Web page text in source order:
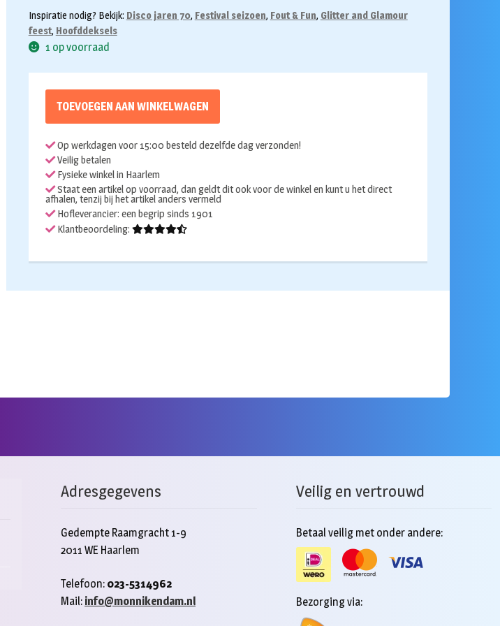
Inspiratie nodig? Bekijk: Disco jaren 70, Festival seizoen, Fout & Fun, Glitter and Glamour
feest, Hoofddeksels
1 op voorraad
TOEVOEGEN AAN WINKELWAGEN
Op werkdagen voor 15:00 besteld dezelfde dag verzonden!
Veilig betalen
Fysieke winkel in Haarlem
Staat een artikel op voorraad, dan geldt dit ook voor de winkel en kunt u het direct
afhalen, tenzij bij het artikel anders vermeld
Hofleverancier: een begrip sinds 1901
Klantbeoordeling:
Adresgegevens
Gedempte Raamgracht 1-9
2011 WE Haarlem
Telefoon: 023-5314962
Mail: info@monnikendam.nl
Veilig en vertrouwd
Betaal veilig met onder andere:
Bezorging via: